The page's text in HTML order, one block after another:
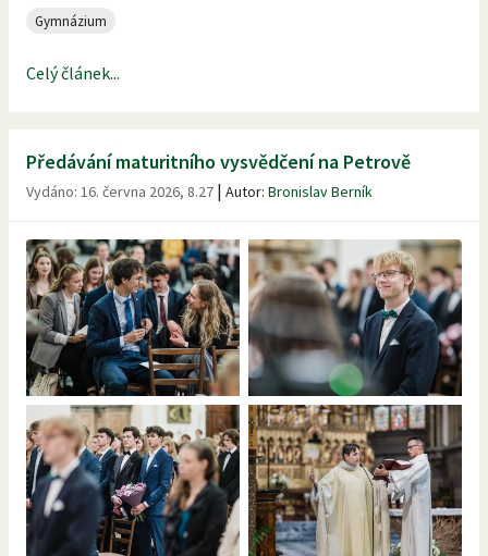
Gymnázium
Celý článek...
Předávání maturitního vysvědčení na Petrově
Vydáno: 16. června 2026, 8.27 | Autor: Bronislav Berník